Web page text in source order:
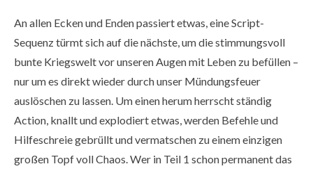
An allen Ecken und Enden passiert etwas, eine Script-
Sequenz türmt sich auf die nächste, um die stimmungsvoll
bunte Kriegswelt vor unseren Augen mit Leben zu befüllen –
nur um es direkt wieder durch unser Mündungsfeuer
auslöschen zu lassen. Um einen herum herrscht ständig
Action, knallt und explodiert etwas, werden Befehle und
Hilfeschreie gebrüllt und vermatschen zu einem einzigen
großen Topf voll Chaos. Wer in Teil 1 schon permanent das